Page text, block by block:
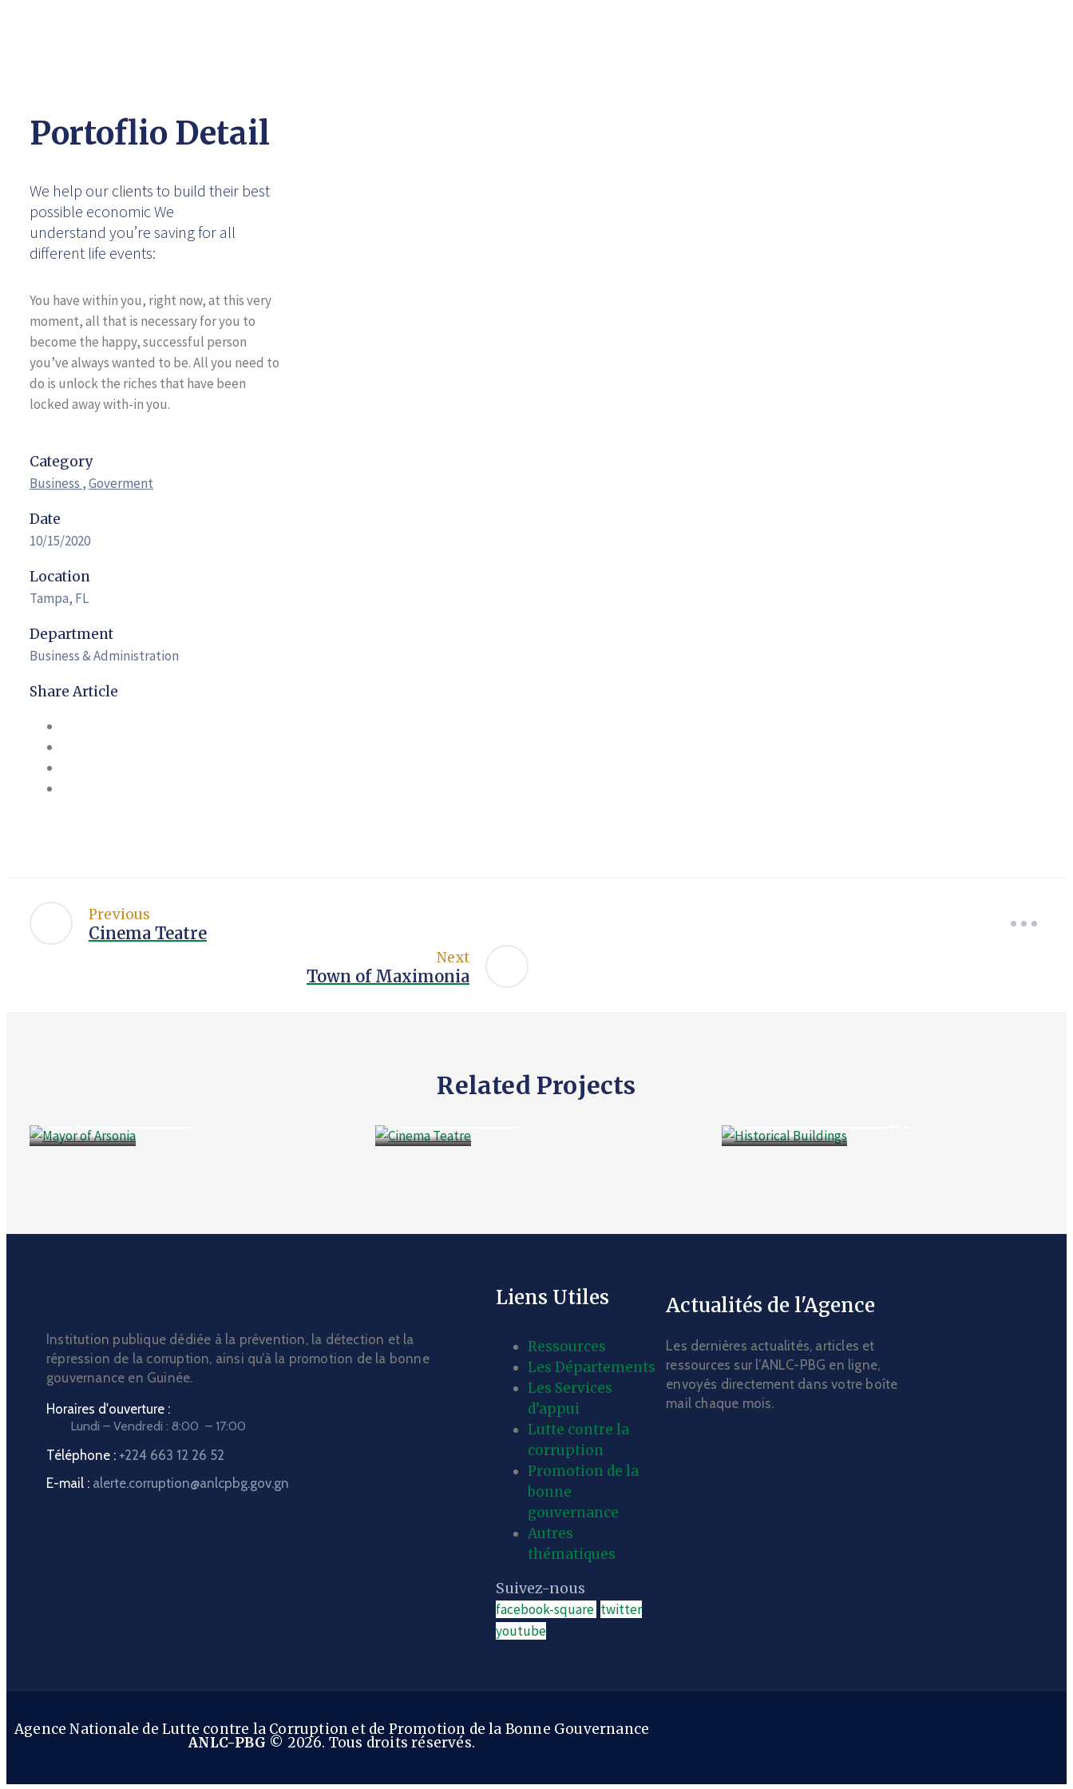
Portoflio Detail
We help our clients to build their best
possible economic We
understand you’re saving for all
different life events:
You have within you, right now, at this very
moment, all that is necessary for you to
become the happy, successful person
you’ve always wanted to be. All you need to
do is unlock the riches that have been
locked away with-in you.
Category
Business ,Goverment
Date
10/15/2020
Location
Tampa, FL
Department
Business & Administration
Share Article
Previous
Cinema Teatre
Next
Town of Maximonia
Related Projects
Business
Institution publique dédiée à la prévention, la détection et la
répression de la corruption, ainsi qu’à la promotion de la bonne
gouvernance en Guinée.
Horaires d'ouverture :
Lundi – Vendredi : 8:00 – 17:00
Téléphone : +224 663 12 26 52
E-mail : alerte.corruption@anlcpbg.gov.gn
Liens Utiles
Ressources
Les Départements
Les Services
d’appui
Lutte contre la
corruption
Promotion de la
bonne
gouvernance
Autres
thématiques
Suivez-nous
facebook-square twitter
youtube
Actualités de l'Agence
Les dernières actualités, articles et
ressources sur l’ANLC-PBG en ligne,
envoyés directement dans votre boîte
mail chaque mois.
Agence Nationale de Lutte contre la Corruption et de Promotion de la Bonne Gouvernance
ANLC-PBG © 2026. Tous droits réservés.